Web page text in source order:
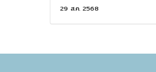
29 ส.ค. 2568